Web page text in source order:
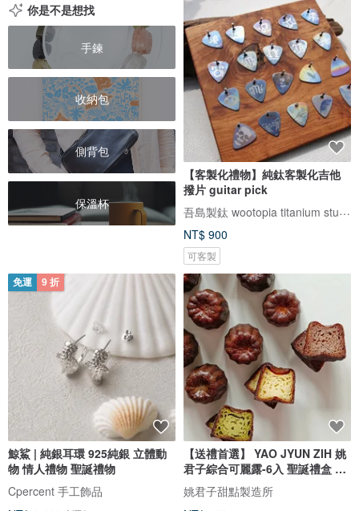
你是不是想找
手鍊
收納包
側背包
保溫杯
【客製化禮物】純鈦客製化吉他
撥片 guitar pick
吾島製鈦 wootopia titanium studio
NT$ 900
可客製
免運 9 折
鯨鯊 | 純銀耳環 925純銀 立體動
物 情人禮物 聖誕禮物
Cpercent 手工飾品
【送禮首選】 YAO JYUN ZIH 姚
君子綜合可麗露-6入 聖誕禮盒 甜
點
姚君子甜點製造所